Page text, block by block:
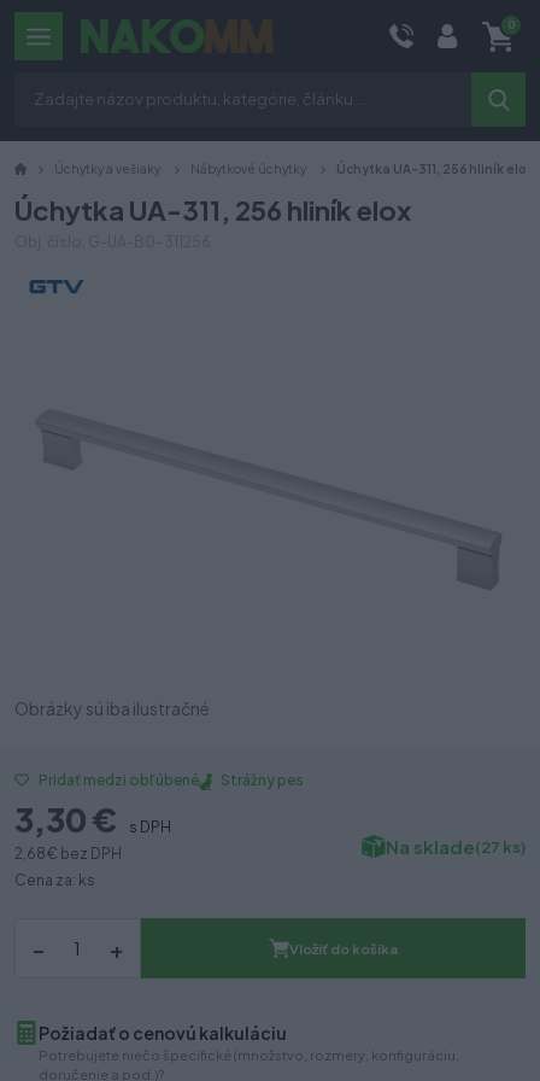
0
Úchytky a vešiaky Nábytkové úchytky Úchytka UA-311, 256 hliník elox
Úchytka UA-311, 256 hliník elox
Obrázky sú iba ilustračné
Pridať medzi obľúbené Strážny pes
3,30 €
s DPH
2,68 € bez DPH
Cena za: ks
Na sklade(27 ks)
– + Vložiť do košíka
Požiadať o cenovú kalkuláciu
Potrebujete niečo špecifické (množstvo, rozmery, konfiguráciu,
doručenie a pod.)?